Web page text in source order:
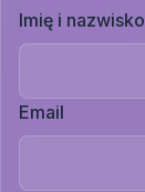
Imię i nazwisko
Email